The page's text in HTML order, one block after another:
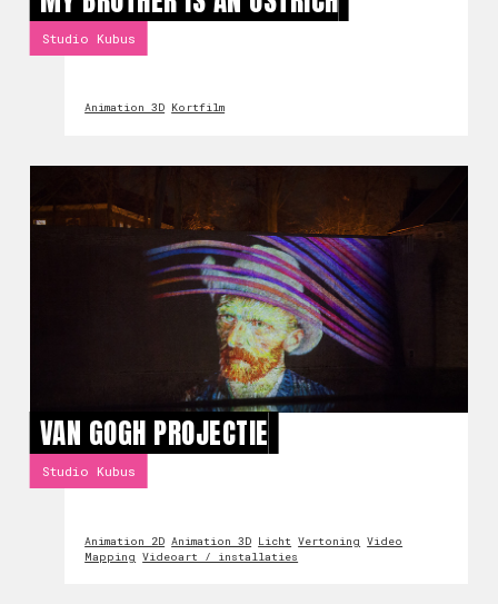
Studio Kubus
Animation 3D Kortfilm
VAN GOGH PROJECTIE
Studio Kubus
Animation 2D Animation 3D Licht Vertoning Video
Mapping Videoart / installaties